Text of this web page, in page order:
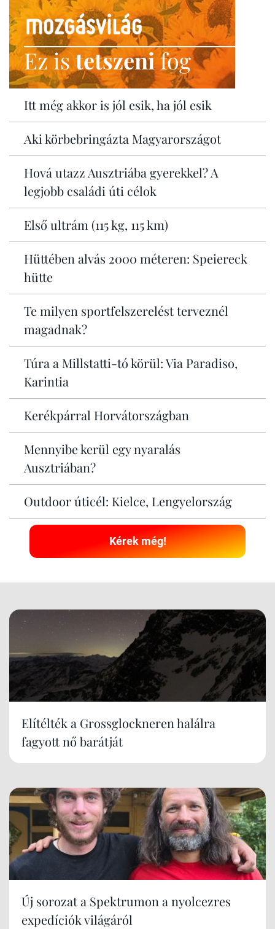
Ez istetszenifog
Itt még akkor is jól esik, ha jól esik
Aki körbebringázta Magyarországot
Hová utazz Ausztriába gyerekkel? A
legjobb családi úti célok
Első ultrám (115 kg, 115 km)
Hüttében alvás 2000 méteren: Speiereck
hütte
Te milyen sportfelszerelést terveznél
magadnak?
Túra a Millstatti-tó körül: Via Paradiso,
Karintia
Kerékpárral Horvátországban
Mennyibe kerül egy nyaralás
Ausztriában?
Outdoor úticél: Kielce, Lengyelország
Kérek még!
Elítélték a Grossglockneren halálra
fagyott nő barátját
Új sorozat a Spektrumon a nyolcezres
expedíciók világáról